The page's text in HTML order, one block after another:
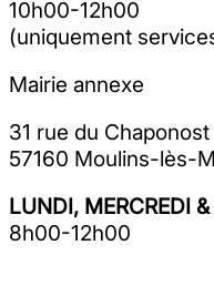
10h00-12h00
(uniquement
Mairie annexe
31 rue du Chaponost
57160 Moulins-lès-
LUNDI, MERCREDI
8h00-12h00